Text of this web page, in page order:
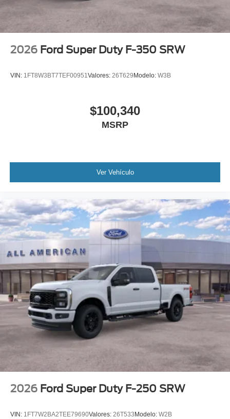
2026 Ford Super Duty F-350 SRW
VIN: 1FT8W3BT7TEF00951 Valores: 26T629Modelo: W3B
$100,340
MSRP
Ver Vehículo
2026 Ford Super Duty F-250 SRW
VIN: 1FT7W2BA2TEE79690Valores: 26T533Modelo: W2B